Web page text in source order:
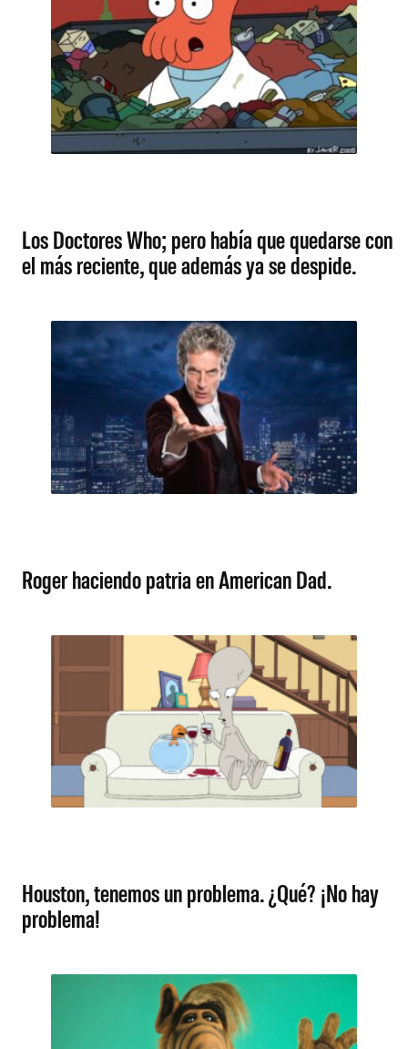
Los Doctores Who; pero había que quedarse con
el más reciente, que además ya se despide.
Roger haciendo patria en American Dad.
Houston, tenemos un problema. ¿Qué? ¡No hay
problema!